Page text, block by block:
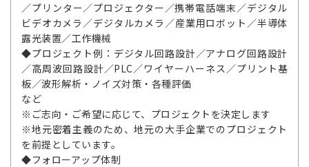
／プリンター／プロジェクター／携帯電話端末／デジタル
ビデオカメラ／デジタルカメラ／産業用ロボット／半導体
露光装置／工作機械
◆プロジェクト例：デジタル回路設計／アナログ回路設計
／高周波回路設計／PLC／ワイヤーハーネス／プリント基
板／波形解析・ノイズ対策・各種評価
など
※ご志向・ご希望に応じて、プロジェクトを決定します
※地元密着主義のため、地元の大手企業でのプロジェクト
を前提としています。
◆フォローアップ体制